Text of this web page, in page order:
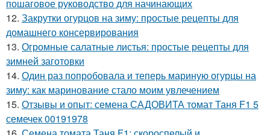
пошаговое руководство для начинающих
12. Закрутки огурцов на зиму: простые рецепты для
домашнего консервирования
13. Огромные салатные листья: простые рецепты для
зимней заготовки
14. Один раз попробовала и теперь мариную огурцы на
зиму: как маринование стало моим увлечением
15. Отзывы и опыт: семена САДОВИТА томат Таня F1 5
семечек 00191978